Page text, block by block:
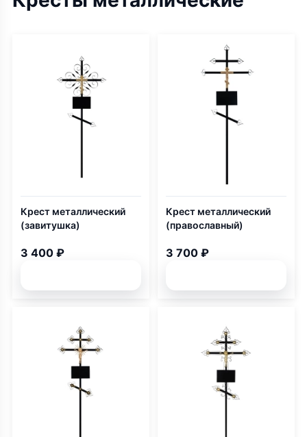
Крест металлический
(завитушка)
3 400 ₽
Крест металлический
(православный)
3 700 ₽